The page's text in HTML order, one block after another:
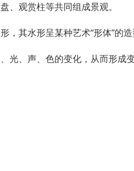
、观赏柱等共同组成景观。
其水形呈某种艺术“形体”的造
、声、色的变化，从而形成